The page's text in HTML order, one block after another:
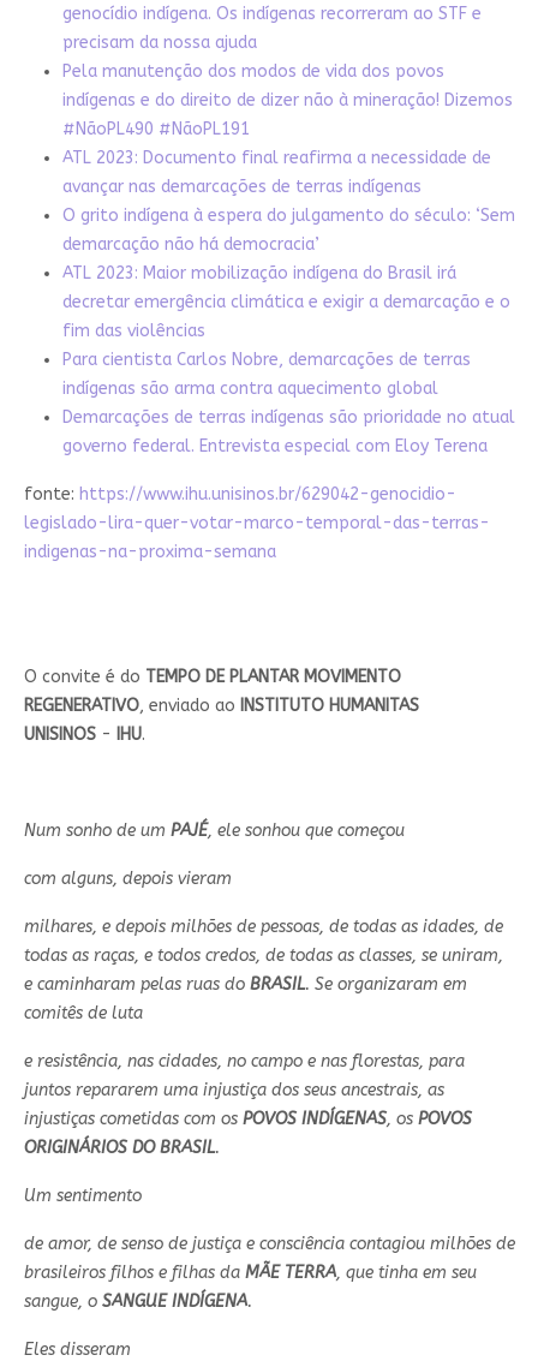
genocídio indígena. Os indígenas recorreram ao STF e
precisam da nossa ajuda
Pela manutenção dos modos de vida dos povos
indígenas e do direito de dizer não à mineração! Dizemos
#NãoPL490 #NãoPL191
ATL 2023: Documento final reafirma a necessidade de
avançar nas demarcações de terras indígenas
O grito indígena à espera do julgamento do século: ‘Sem
demarcação não há democracia’
ATL 2023: Maior mobilização indígena do Brasil irá
decretar emergência climática e exigir a demarcação e o
fim das violências
Para cientista Carlos Nobre, demarcações de terras
indígenas são arma contra aquecimento global
Demarcações de terras indígenas são prioridade no atual
governo federal. Entrevista especial com Eloy Terena
fonte: https://www.ihu.unisinos.br/629042-genocidio-
legislado-lira-quer-votar-marco-temporal-das-terras-
indigenas-na-proxima-semana
O convite é do TEMPO DE PLANTAR MOVIMENTO
REGENERATIVO, enviado ao INSTITUTO HUMANITAS
UNISINOS- IHU.
Num sonho de um PAJÉ, ele sonhou que começou
com alguns, depois vieram
milhares, e depois milhões de pessoas, de todas as idades, de
todas as raças, e todos credos, de todas as classes, se uniram,
e caminharam pelas ruas do BRASIL. Se organizaram em
comitês de luta
e resistência, nas cidades, no campo e nas florestas, para
juntos repararem uma injustiça dos seus ancestrais, as
injustiças cometidas com os POVOS INDÍGENAS, os POVOS
ORIGINÁRIOS DO BRASIL.
Um sentimento
de amor, de senso de justiça e consciência contagiou milhões de
brasileiros filhos e filhas da MÃE TERRA, que tinha em seu
sangue, o SANGUE INDÍGENA.
Eles disseram